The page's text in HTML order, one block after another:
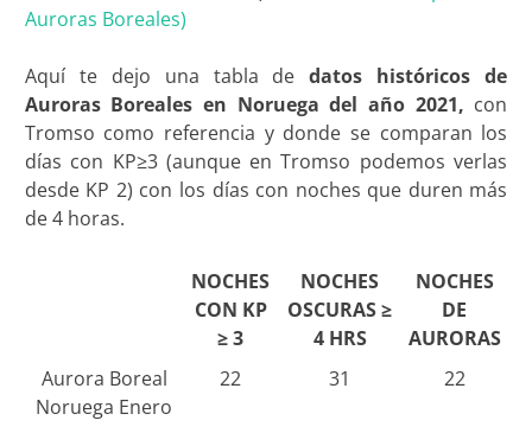
Auroras Boreales)
Aquí te dejo una tabla de datos históricos de
Auroras Boreales en Noruega del año 2021, con
Tromso como referencia y donde se comparan los
días con KP≥3 (aunque en Tromso podemos verlas
desde KP 2) con los días con noches que duren más
de 4 horas.
NOCHES
CON KP
≥ 3
NOCHES
OSCURAS ≥
4 HRS
NOCHES
DE
AURORAS
Aurora Boreal
Noruega Enero
22 31 22